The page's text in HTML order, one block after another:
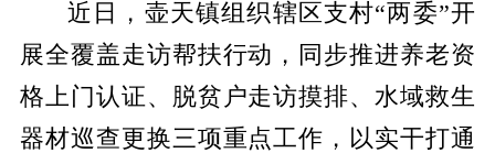
近日，壶天镇组织辖区支村“两委”开
展全覆盖走访帮扶行动，同步推进养老资
格上门认证、脱贫户走访摸排、水域救生
器材巡查更换三项重点工作，以实干打通